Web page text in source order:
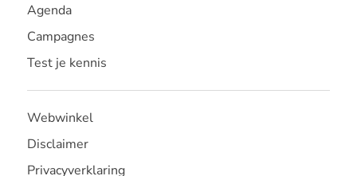
Agenda
Campagnes
Test je kennis
Webwinkel
Disclaimer
Privacyverklaring